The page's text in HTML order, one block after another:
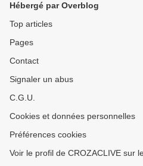
Hébergé par Overblog
Top articles
Pages
Contact
Signaler un abus
C.G.U.
Cookies et données personnelles
Préférences cookies
Voir le profil de CROZACLIVE sur